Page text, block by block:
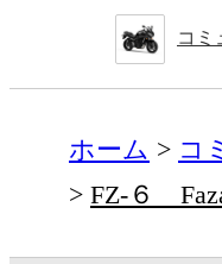
コミ
ホーム コ
FZ-６